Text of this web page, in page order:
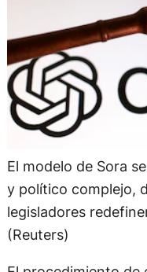
El modelo de Sora
y político complejo,
legisladores
(Reuters)